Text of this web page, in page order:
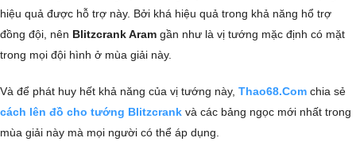
hiệu quả được hỗ trợ này. Bởi khá hiệu quả trong khả năng hổ trợ
đồng đội, nên Blitzcrank Aram gần như là vị tướng mặc định có mặt
trong mọi đội hình ở mùa giải này.
Và để phát huy hết khả năng của vị tướng này, Thao68.Com chia sẻ
cách lên đồ cho tướng Blitzcrank và các bảng ngọc mới nhất trong
mùa giải này mà mọi người có thể áp dụng.